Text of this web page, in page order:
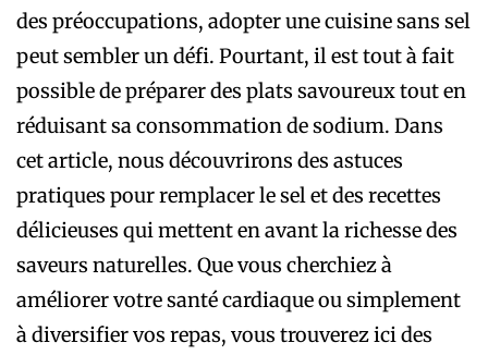
des préoccupations, adopter une cuisine sans sel
peut sembler un défi. Pourtant, il est tout à fait
possible de préparer des plats savoureux tout en
réduisant sa consommation de sodium. Dans
cet article, nous découvrirons des astuces
pratiques pour remplacer le sel et des recettes
délicieuses qui mettent en avant la richesse des
saveurs naturelles. Que vous cherchiez à
améliorer votre santé cardiaque ou simplement
à diversifier vos repas, vous trouverez ici des